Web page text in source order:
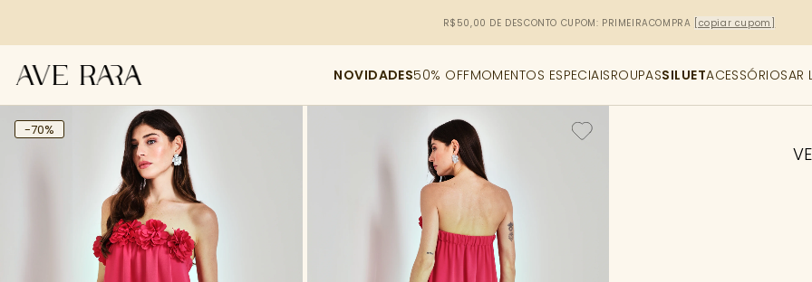
R$50,00 DE DESCONTO CUPOM: PRIMEIRACOMPRA [copiar cupom]
NOVIDADES50% OFFMOMENTOS ESPECIAISROUPASSILUETACESSÓRIOSAR
-70%